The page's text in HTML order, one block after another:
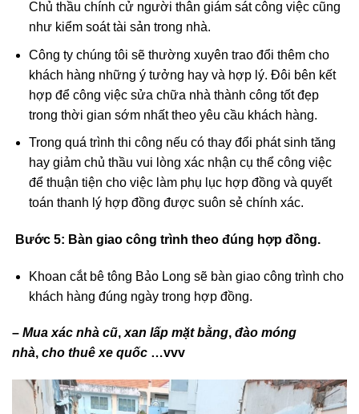
Chủ thầu chính cử người thân giám sát công việc cũng
như kiểm soát tài sản trong nhà.
Công ty chúng tôi sẽ thường xuyên trao đổi thêm cho
khách hàng những ý tưởng hay và hợp lý. Đôi bên kết
hợp để công việc sửa chữa nhà thành công tốt đẹp
trong thời gian sớm nhất theo yêu cầu khách hàng.
Trong quá trình thi công nếu có thay đổi phát sinh tăng
hay giảm chủ thầu vui lòng xác nhận cụ thể công việc
để thuận tiện cho việc làm phụ lục hợp đồng và quyết
toán thanh lý hợp đồng được suôn sẻ chính xác.
Bước 5: Bàn giao công trình theo đúng hợp đồng.
Khoan cắt bê tông Bảo Long sẽ bàn giao công trình cho
khách hàng đúng ngày trong hợp đồng.
– Mua xác nhà cũ xan lấp mặt bằng đào móng
nhà cho thuê xe quốc …vvv